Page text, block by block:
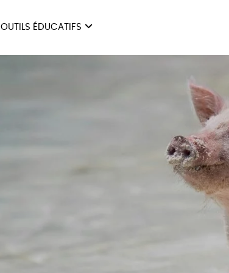
OUTILS ÉDUCATIFS